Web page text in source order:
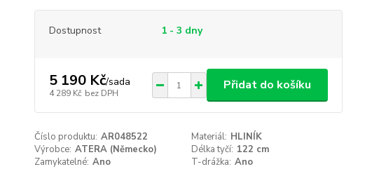
Dostupnost 1 - 3 dny
5 190 Kč/sada
4 289 Kč bez DPH
Přidat do košíku
Číslo produktu: AR048522 Materiál: HLINÍK
Výrobce: ATERA (Německo) Délka tyčí: 122 cm
Zamykatelné: Ano T-drážka: Ano